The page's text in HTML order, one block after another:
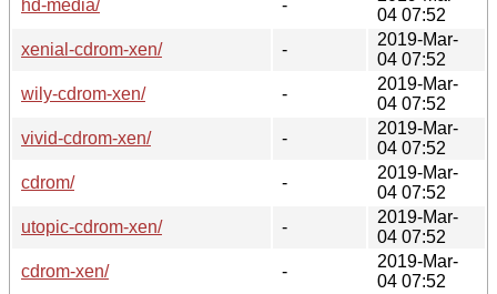
hd-media/
-
04 07:52
xenial-cdrom-xen/
-
2019-Mar-
04 07:52
wily-cdrom-xen/
-
2019-Mar-
04 07:52
vivid-cdrom-xen/
-
2019-Mar-
04 07:52
cdrom/
-
2019-Mar-
04 07:52
utopic-cdrom-xen/
-
2019-Mar-
04 07:52
cdrom-xen/
-
2019-Mar-
04 07:52